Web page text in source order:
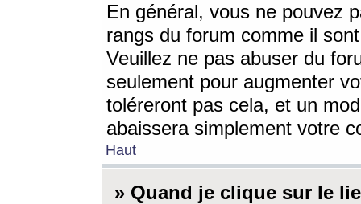
En général, vous ne pouvez
rangs du forum comme il
Veuillez ne pas abuser du
seulement pour augmenter
toléreront pas cela, et un
abaissera simplement votre
Haut
» Quand je clique sur le